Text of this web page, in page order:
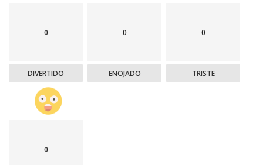
0
DIVERTIDO
0
ENOJADO
0
TRISTE
0